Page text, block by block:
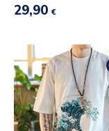
29,90 €